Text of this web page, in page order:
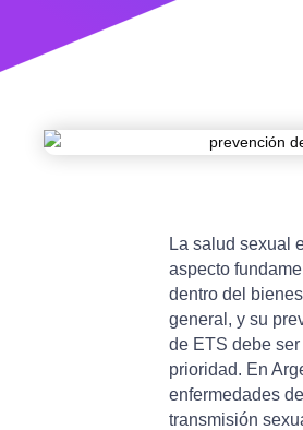
La salud sexual
aspecto
dentro del
general, y su
de ETS debe ser
prioridad. En
enfermedades de
transmisión